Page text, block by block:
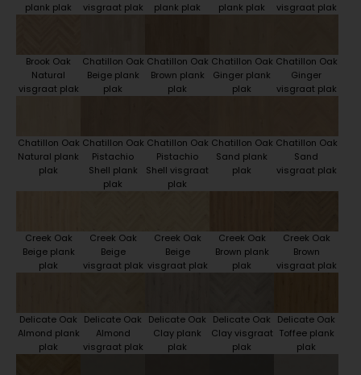
plank plak
visgraat plak
plank plak
plank plak
visgraat plak
Brook Oak
Natural
visgraat plak
Chatillon Oak
Beige plank
plak
Chatillon Oak
Brown plank
plak
Chatillon Oak
Ginger plank
plak
Chatillon Oak
Ginger
visgraat plak
Chatillon Oak
Natural plank
plak
Chatillon Oak
Pistachio
Shell plank
plak
Chatillon Oak
Pistachio
Shell visgraat
plak
Chatillon Oak
Sand plank
plak
Chatillon Oak
Sand
visgraat plak
Creek Oak
Beige plank
plak
Creek Oak
Beige
visgraat plak
Creek Oak
Beige
visgraat plak
Creek Oak
Brown plank
plak
Creek Oak
Brown
visgraat plak
Delicate Oak
Almond plank
plak
Delicate Oak
Almond
visgraat plak
Delicate Oak
Clay plank
plak
Delicate Oak
Clay visgraat
plak
Delicate Oak
Toffee plank
plak